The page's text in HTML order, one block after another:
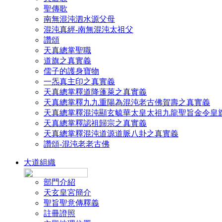
聖傳歌
南無混沌泗水源父母
混沌真經-南無混沌太祖父
讚頌
天真總掌聖職
道旗之真實義
儒子的護身寶物
一炁真主印之真實義
天真總掌釋道降蓬萊之真實義
天真總掌釋九九重陽為混沌老古佛賀壽之真實義
天真總掌釋混沌顯玄毓華太皇太祖九龍聖旨金令皇
天真總掌釋認祖歸宗之真實義
天真總掌釋混沌道源道脈八卦之真實義
讚頌-混沌老老古佛
大道組織
部門介紹
天玄皇宮簡介
聖旨聖意傳釋義
註冊證照